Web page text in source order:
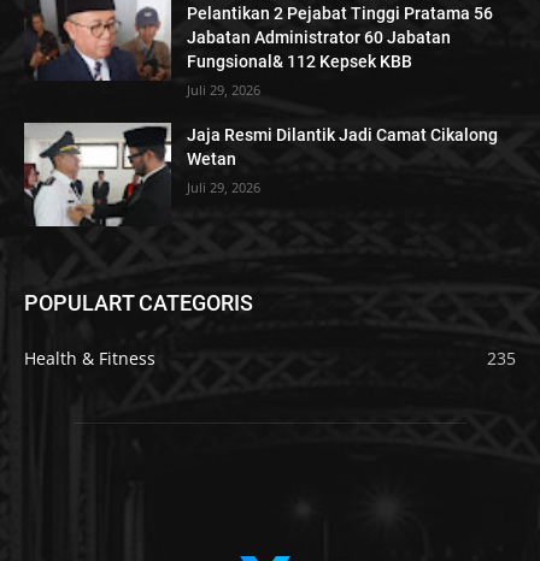
Pelantikan 2 Pejabat Tinggi Pratama 56
Jabatan Administrator 60 Jabatan
Fungsional& 112 Kepsek KBB
Juli 29, 2026
Jaja Resmi Dilantik Jadi Camat Cikalong
Wetan
Juli 29, 2026
POPULART CATEGORIS
Health & Fitness 235